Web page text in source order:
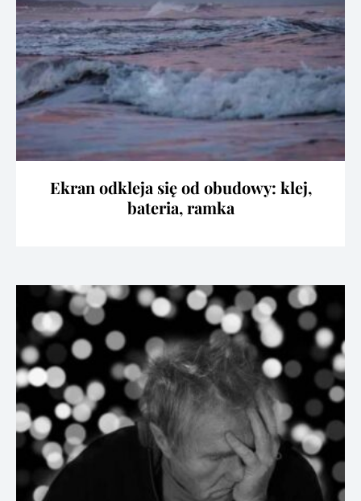
Ekran odkleja się od obudowy: klej,
bateria, ramka